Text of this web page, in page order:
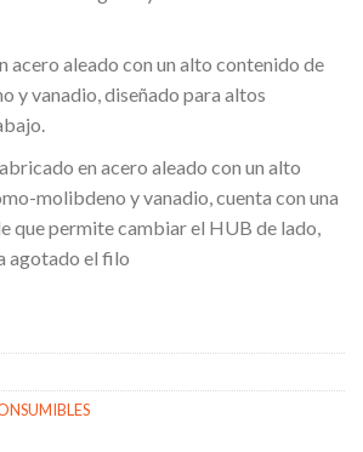
acero aleado con un alto contenido de
y vanadio, diseñado para altos
en acero aleado con un alto
molibdeno y vanadio, cuenta con una
que permite cambiar el HUB de lado,
agotado el filo